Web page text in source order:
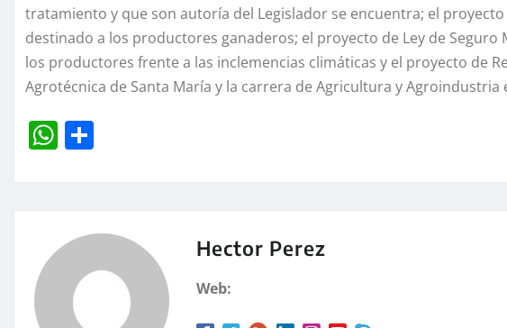
tratamiento y que son autoría del Legislador se encuentra; el
destinado a los productores ganaderos; el proyecto de Ley de
los productores frente a las inclemencias climáticas y el proyecto de
Agrotécnica de Santa María y la carrera de Agricultura y Agroindustria
W
A
p
rt
Hector Perez
Web: